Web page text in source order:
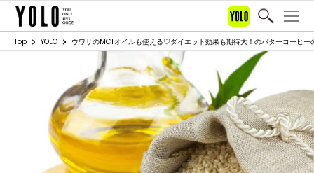
Top YOLO ウワサのMCTオイルも使える♡ダイエット効果も期待大！のバターコーヒー